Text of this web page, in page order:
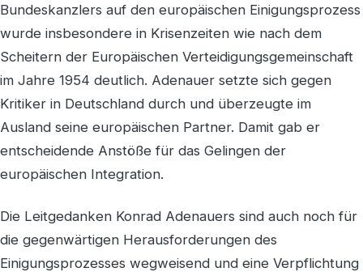
Bundeskanzlers auf den europäischen Einigungsprozess
wurde insbesondere in Krisenzeiten wie nach dem
Scheitern der Europäischen Verteidigungsgemeinschaft
im Jahre 1954 deutlich. Adenauer setzte sich gegen
Kritiker in Deutschland durch und überzeugte im
Ausland seine europäischen Partner. Damit gab er
entscheidende Anstöße für das Gelingen der
europäischen Integration.
Die Leitgedanken Konrad Adenauers sind auch noch für
die gegenwärtigen Herausforderungen des
Einigungsprozesses wegweisend und eine Verpflichtung